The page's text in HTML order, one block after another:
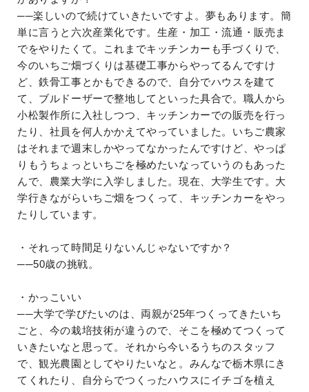
──楽しいので続けていきたいですよ。夢もあります。簡
単に言うと六次産業化です。生産・加工・流通・販売ま
でをやりたくて。これまでキッチンカーも手づくりで、
今のいちご畑づくりは基礎工事からやってるんですけ
ど、鉄骨工事とかもできるので、自分でハウスを建て
て、ブルドーザーで整地してといった具合で。職人から
小松製作所に入社しつつ、キッチンカーでの販売を行っ
たり、社員を何人かかえてやっていました。いちご農家
はそれまで週末しかやってなかったんですけど、やっぱ
りもうちょっといちごを極めたいなっていうのもあった
んで、農業大学に入学しました。現在、大学生です。大
学行きながらいちご畑をつくって、キッチンカーをやっ
たりしています。
・それって時間足りないんじゃないですか？
──50歳の挑戦。
・かっこいい
──大学で学びたいのは、両親が25年つくってきたいち
ごと、今の栽培技術が違うので、そこを極めてつくって
いきたいなと思って。それから今いるうちのスタッフ
で、観光農園としてやりたいなと。みんなで栃木県にき
てくれたり、自分らでつくったハウスにイチゴを植え